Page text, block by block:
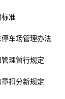
准
车场管理办法
理暂行规定
扣分新规定